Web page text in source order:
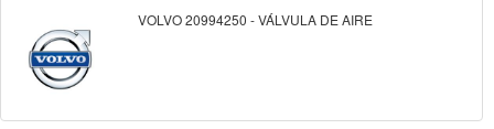
VOLVO 20994250 - VÁLVULA DE AIRE